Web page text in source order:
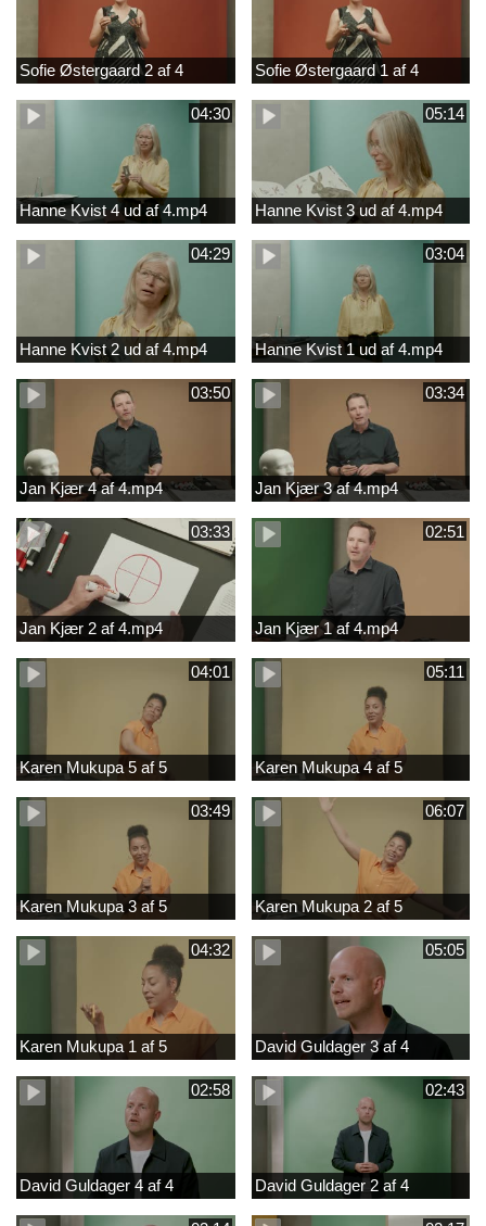
Sofie Østergaard 2 af 4 Sofie Østergaard 1 af 4
04:30
Hanne Kvist 4 ud af 4.mp4
05:14
Hanne Kvist 3 ud af 4.mp4
04:29
Hanne Kvist 2 ud af 4.mp4
03:04
Hanne Kvist 1 ud af 4.mp4
03:50
Jan Kjær 4 af 4.mp4
03:34
Jan Kjær 3 af 4.mp4
03:33
Jan Kjær 2 af 4.mp4
02:51
Jan Kjær 1 af 4.mp4
04:01
Karen Mukupa 5 af 5
05:11
Karen Mukupa 4 af 5
03:49
Karen Mukupa 3 af 5
06:07
Karen Mukupa 2 af 5
04:32
Karen Mukupa 1 af 5
05:05
David Guldager 3 af 4
02:58
David Guldager 4 af 4
02:43
David Guldager 2 af 4